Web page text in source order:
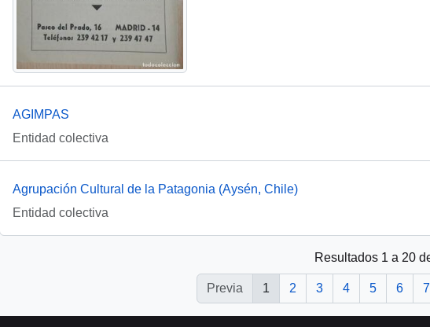
AGIMPAS
Entidad colectiva
Agrupación Cultural de la Patagonia (Aysén, Chile)
Entidad colectiva
Resultados 1 a 20
Previa 1 2 3 4 5 6 7